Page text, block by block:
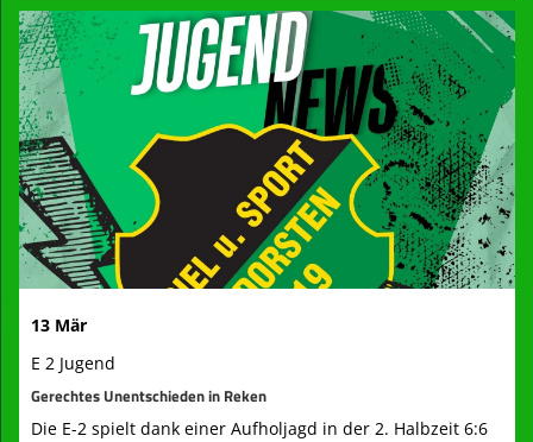
13 Mär
E 2 Jugend
Gerechtes Unentschieden in Reken
Die E-2 spielt dank einer Aufholjagd in der 2. Halbzeit 6:6